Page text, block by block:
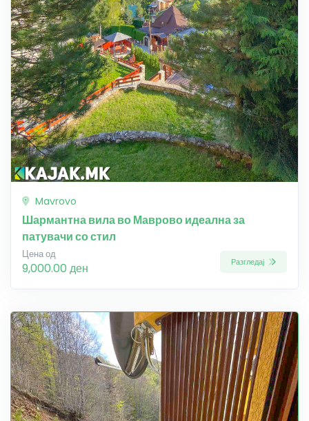
Mavrovo
Шармантна вила во Маврово идеална за
патувачи со стил
Цена од
9,000.00 ден Разгледај